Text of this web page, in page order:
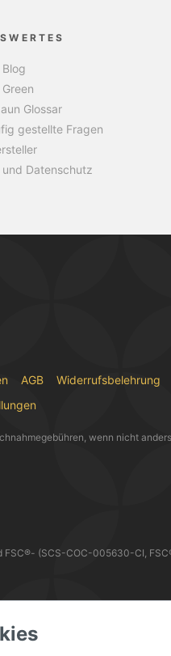
Blog
Green
Glossar
gestellte Fragen
und Datenschutz
AGB
Widerrufsbelehrung
wenn nicht
FSC®- (SCS-COC-005630-CI,
WIR